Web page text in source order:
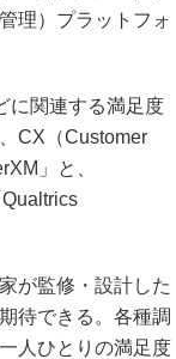
理）プラットフォ
に関連する満足度
CX（Customer
」と、
が監修・設計した
待できる。各種調
人ひとりの満足度